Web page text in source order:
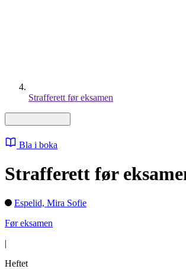
Strafferett før eksamen
Bla i boka
Strafferett før
Espelid, Mira Sofie
Før eksamen
|
Heftet